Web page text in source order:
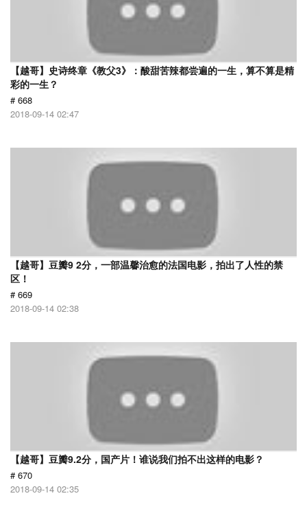
【越哥】史诗终章《教父3》：酸甜苦辣都尝遍的一生，算不算是精
彩的一生？
# 668
2018-09-14 02:47
【越哥】豆瓣9 2分，一部温馨治愈的法国电影，拍出了人性的禁
区！
# 669
2018-09-14 02:38
【越哥】豆瓣9.2分，国产片！谁说我们拍不出这样的电影？
# 670
2018-09-14 02:35